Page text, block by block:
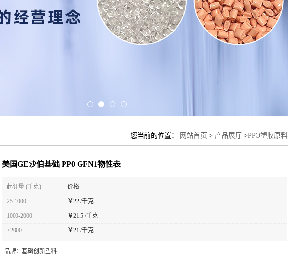
您当前的位置： 网站首页 > 产品展厅 >PPO塑胶原料
美国GE沙伯基础 PP0 GFN1物性表
起订量 (千克) 价格
25-1000 ￥22 /千克
1000-2000 ￥21.5 /千克
≥2000 ￥21 /千克
品牌： 基础创新塑料